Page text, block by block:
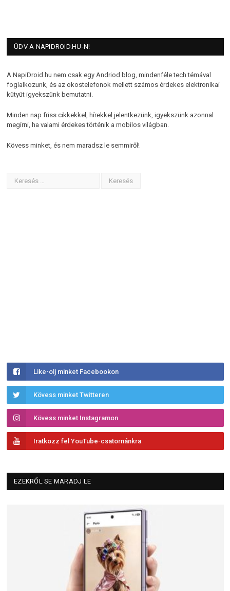
ÜDV A NAPIDROID.HU-N!
A NapiDroid.hu nem csak egy Andriod blog, mindenféle tech témával
foglalkozunk, és az okostelefonok mellett számos érdekes elektronikai
kütyüt igyekszünk bemutatni.
Minden nap friss cikkekkel, hírekkel jelentkezünk, igyekszünk azonnal
megírni, ha valami érdekes történik a mobilos világban.
Kövess minket, és nem maradsz le semmiről!
Like-olj minket Facebookon
Kövess minket Twitteren
Kövess minket Instagramon
Iratkozz fel YouTube-csatornánkra
EZEKRŐL SE MARADJ LE